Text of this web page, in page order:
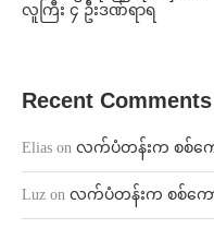
လူကြီး ၄ ဦးဒဏ်ရာရ
Recent Comments
Elias on လက်ပံတန်းက စစ်ကေ
Luz on လက်ပံတန်းက စစ်ကော